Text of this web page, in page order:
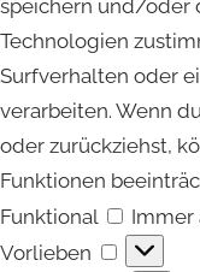
speichern und/oder
Technologien
Surfverhalten oder
verarbeiten. Wenn
oder zurückziehst,
Funktionen
Funktional
Immer
Vorlieben